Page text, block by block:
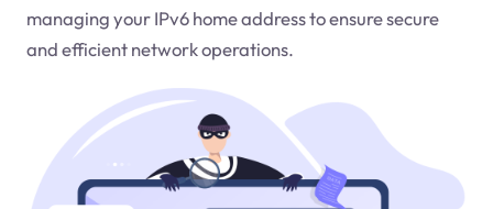
managing your IPv6 home address to ensure secure
and efficient network operations.